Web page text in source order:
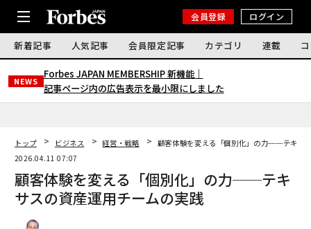
会員登録 ログイン
新着記事 人気記事 会員限定記事 カテゴリ 連載
NEWS
Forbes JAPAN MEMBERSHIP 新機能｜
記事ページ内の広告表示を最小限にしました
トップ ビジネス 経営・戦略
顧客体験を変える「個別化」の力──テキサ
2026.04.11 07:07
顧客体験を変える「個別化」の力──テキ
サスの資産運用チームの実践